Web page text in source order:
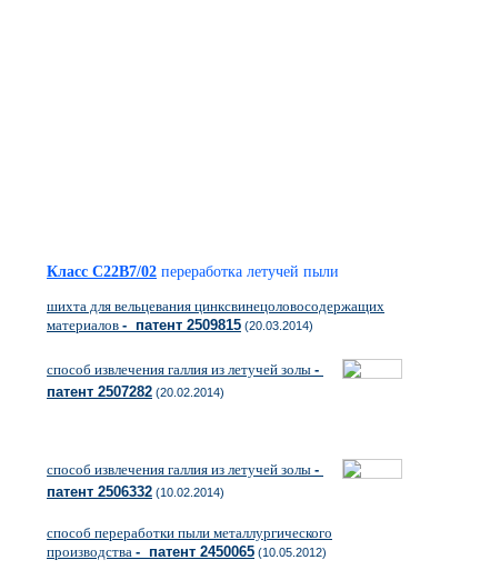
Класс C22B7/02 переработка летучей пыли
шихта для вельцевания цинксвинецоловосодержащих
материалов - патент 2509815 (20.03.2014)
способ извлечения галлия из летучей золы -
патент 2507282 (20.02.2014)
способ извлечения галлия из летучей золы -
патент 2506332 (10.02.2014)
способ переработки пыли металлургического
производства - патент 2450065 (10.05.2012)